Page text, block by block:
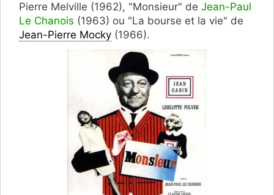
Pierre Melville (1962), "Monsieur" de Jean-Paul
Le Chanois (1963) ou "La bourse et la vie" de
Jean-Pierre Mocky (1966).